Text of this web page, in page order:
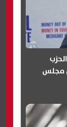
مجلس